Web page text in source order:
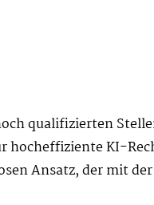
qualifizierten
hocheffiziente KI-
Ansatz, der mit